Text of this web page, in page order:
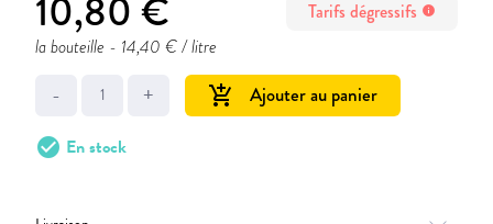
10,80 € Tarifs dégressifs info
la bouteille - 14,40 € / litre
- + add_shopping_cart Ajouter au panier
check_circle En stock